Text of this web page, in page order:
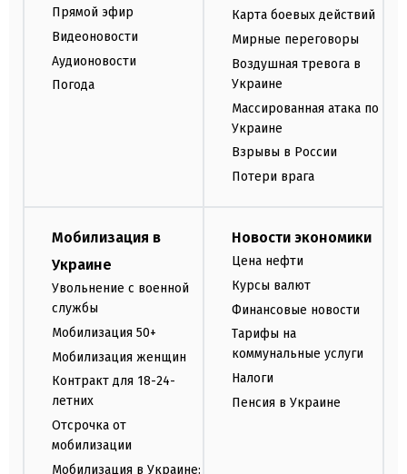
Прямой эфир
Видеоновости
Аудионовости
Погода
Карта боевых действий
Мирные переговоры
Воздушная тревога в
Украине
Массированная атака по
Украине
Взрывы в России
Потери врага
Мобилизация в
Украине
Увольнение с военной
службы
Мобилизация 50+
Мобилизация женщин
Контракт для 18-24-
летних
Отсрочка от
мобилизации
Мобилизация в Украине:
Новости экономики
Цена нефти
Курсы валют
Финансовые новости
Тарифы на
коммунальные услуги
Налоги
Пенсия в Украине